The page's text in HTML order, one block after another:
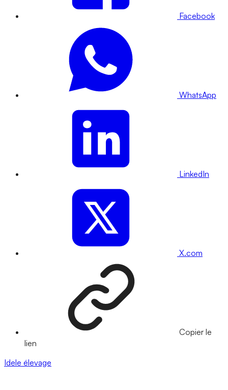
Facebook
WhatsApp
LinkedIn
X.com
Copier le
lien
Idele élevage